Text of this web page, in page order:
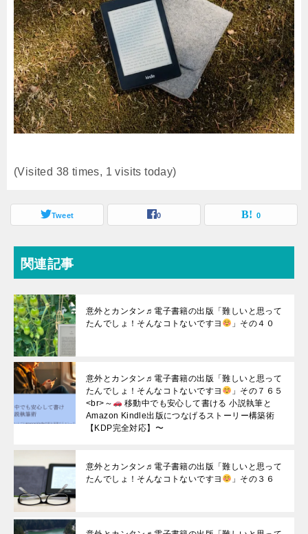
(Visited 38 times, 1 visits today)
Tweet 0 0
関連記事
意外とカンタン♬電子書籍の出版「難しいと思って
たんでしょ！そんなコトないですヨ
」その４０
意外とカンタン♬電子書籍の出版「難しいと思って
たんでしょ！そんなコトないですヨ
」その７６５
<br>～
移動中でも安心して書ける 小説執筆と
Amazon Kindle出版につなげるストーリー構築術
【KDP完全対応】〜
意外とカンタン♬電子書籍の出版「難しいと思って
たんでしょ！そんなコトないですヨ
」その３６